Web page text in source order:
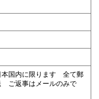
国内に限ります 全て郵
ご返事はメールのみで